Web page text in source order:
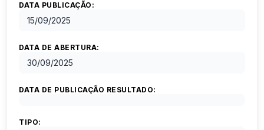
DATA PUBLICAÇÃO:
15/09/2025
DATA DE ABERTURA:
30/09/2025
DATA DE PUBLICAÇÃO RESULTADO:
TIPO: